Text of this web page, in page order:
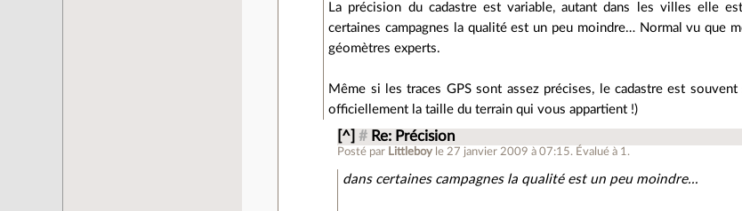
La précision du cadastre est variable, autant dans les villes elle
certaines campagnes la qualité est un peu moindre… Normal vu que
géomètres experts.
Même si les traces GPS sont assez précises, le cadastre est
officiellement la taille du terrain qui vous appartient !)
[^] # Re: Précision
Posté par Littleboy le 27 janvier 2009 à 07:15. Évalué à 1 .
dans certaines campagnes la qualité est un peu moindre…